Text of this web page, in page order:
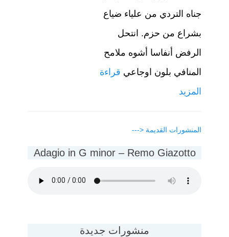
جناه التردي من علياء ضياع
بشراع من حزم. انتحل
الرفض أنفاسا أشوه ملامح
المنافي بلون اوجاعي قراءة
المزيد
Post
المنشورات القديمة <---
Adagio in G minor – Remo Giazotto
منشورات جديدة